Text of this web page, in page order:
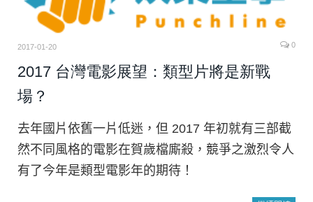
2017-01-20 0
2017 台灣電影展望：類型片將是新戰
場？
去年國片依舊一片低迷，但 2017 年初就有三部截
然不同風格的電影在賀歲檔廝殺，競爭之激烈令人
有了今年是類型電影年的期待！